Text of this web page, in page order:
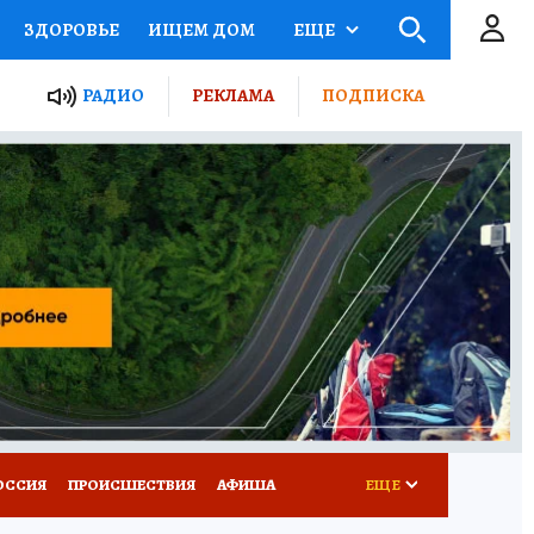
ЗДОРОВЬЕ ИЩЕМ ДОМ
ПРОЕКТЫ РОССИИ
ПУТЕВОДИТЕЛЬ
ТУРИЗМ
ПОТРЕБИТЕЛЯ ВСЕ О КП
ЕЩЕ
РАДИО РЕКЛАМА ПОДПИСКА
ПРОИСШЕСТВИЯ АФИША ЕЩЕ